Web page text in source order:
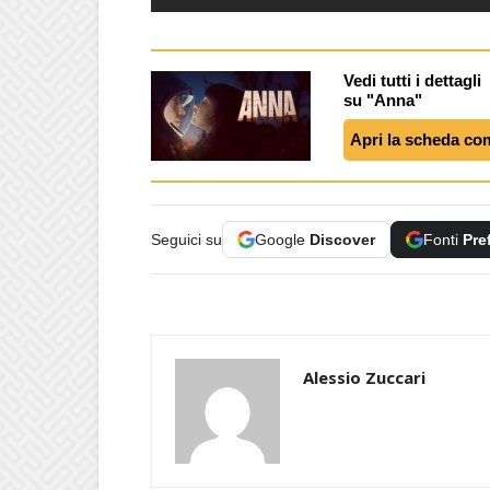
Vedi tutti i dettagli
su "Anna"
Apri la scheda
Seguici su Google Discover Fonti
Alessio Zuccari